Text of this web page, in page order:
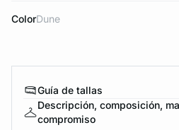
Color dune
Guía de tallas
Descripción, composición,
compromiso